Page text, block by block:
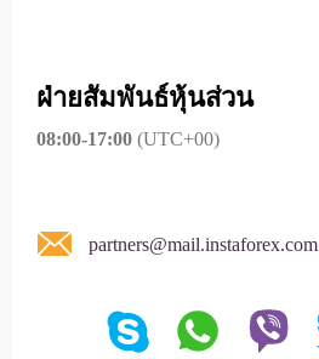
ฝ่ายสัมพันธ์หุ้นส่วน
08:00-17:00 (UTC+00)
partners@mail.instaforex.com